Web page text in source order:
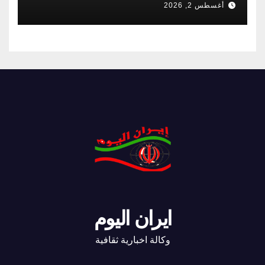
أغسطس 2, 2026
ايران اليوم
وكالة اخبارية ثقافية